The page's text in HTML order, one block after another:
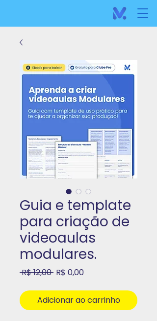
Guia e template
para criação de
videoaulas
modulares.
R$ 12,00 Preço
R$ 0,00Preço
Adicionar ao carrinho